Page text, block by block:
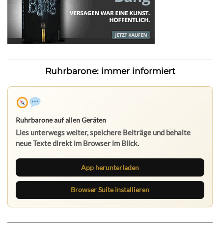
Ruhrbarone: immer informiert
Ruhrbarone auf allen Geräten
Lies unterwegs weiter, speichere Beiträge und behalte
neue Texte direkt im Browser im Blick.
App herunterladen
Browser Suite installieren